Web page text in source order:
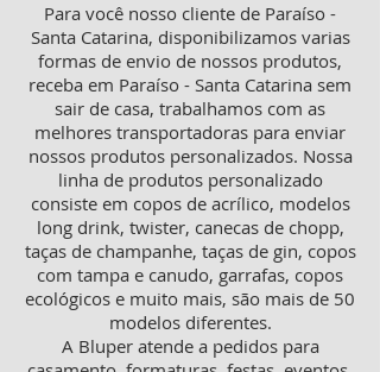
Para você nosso cliente de Paraíso -
Santa Catarina, disponibilizamos varias
formas de envio de nossos produtos,
receba em Paraíso - Santa Catarina sem
sair de casa, trabalhamos com as
melhores transportadoras para enviar
nossos produtos personalizados. Nossa
linha de produtos personalizado
consiste em copos de acrílico, modelos
long drink, twister, canecas de chopp,
taças de champanhe, taças de gin, copos
com tampa e canudo, garrafas, copos
ecológicos e muito mais, são mais de 50
modelos diferentes.
A Bluper atende a pedidos para